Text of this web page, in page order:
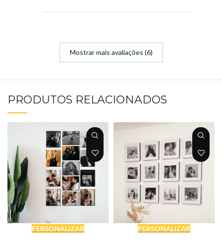
Mostrar mais avaliações (6)
PRODUTOS RELACIONADOS
PERSONALIZAR PERSONALIZAR